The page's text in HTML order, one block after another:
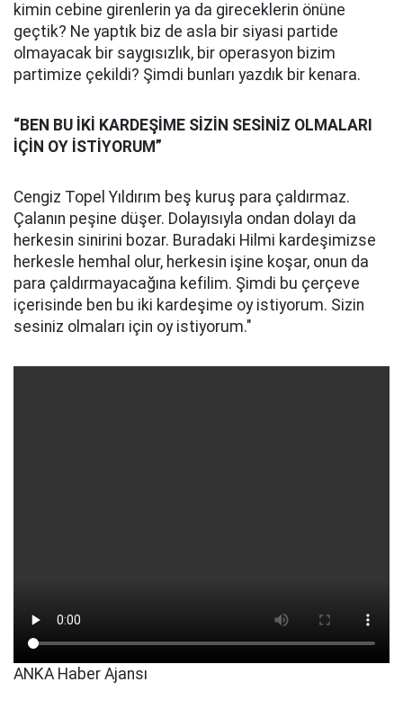
kimin cebine girenlerin ya da gireceklerin önüne
geçtik? Ne yaptık biz de asla bir siyasi partide
olmayacak bir saygısızlık, bir operasyon bizim
partimize çekildi? Şimdi bunları yazdık bir kenara.
“BEN BU İKİ KARDEŞİME SİZİN SESİNİZ OLMALARI
İÇİN OY İSTİYORUM”
Cengiz Topel Yıldırım beş kuruş para çaldırmaz.
Çalanın peşine düşer. Dolayısıyla ondan dolayı da
herkesin sinirini bozar. Buradaki Hilmi kardeşimizse
herkesle hemhal olur, herkesin işine koşar, onun da
para çaldırmayacağına kefilim. Şimdi bu çerçeve
içerisinde ben bu iki kardeşime oy istiyorum. Sizin
sesiniz olmaları için oy istiyorum."
ANKA Haber Ajansı